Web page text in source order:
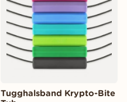
Tugghalsband Krypto-Bite